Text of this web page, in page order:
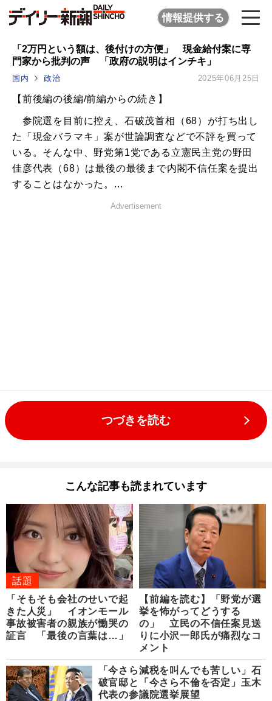
情報提供する
「2万円という額は、後付けの方便」 現金給付案に専
門家から批判の声 「政府の説明はインチキ」
国内 政治 2025年06月25日
【前後編の後編/前編からの続き】
参院選を目前に控え、石破茂首相（68）が打ち出し
た「現金バラマキ」案が世論調査などで不評を買って
いる。そんな中、野党第1党である立憲民主党の野田
佳彦代表（68）は最後の最後まで内閣不信任案を提出
することはなかった。...
Advertisement
つづきを読む
こんな記事も読まれています
話題
「そもそも会社のせいで起
きた人災」 イオンモール
事故被害者の親族が慟哭の
証言 「最後の言葉は…」
【前編を読む】「野党が選
挙を怖がってどうする
の」 立民の不信任案見送
りに小沢一郎氏が痛烈なコ
メント
「今さら減税を叫んでも苦しい」石
破官邸と「今さら不倫を否定」玉木
代表の参議院選挙展望